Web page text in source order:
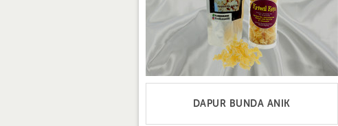
DAPUR BUNDA ANIK